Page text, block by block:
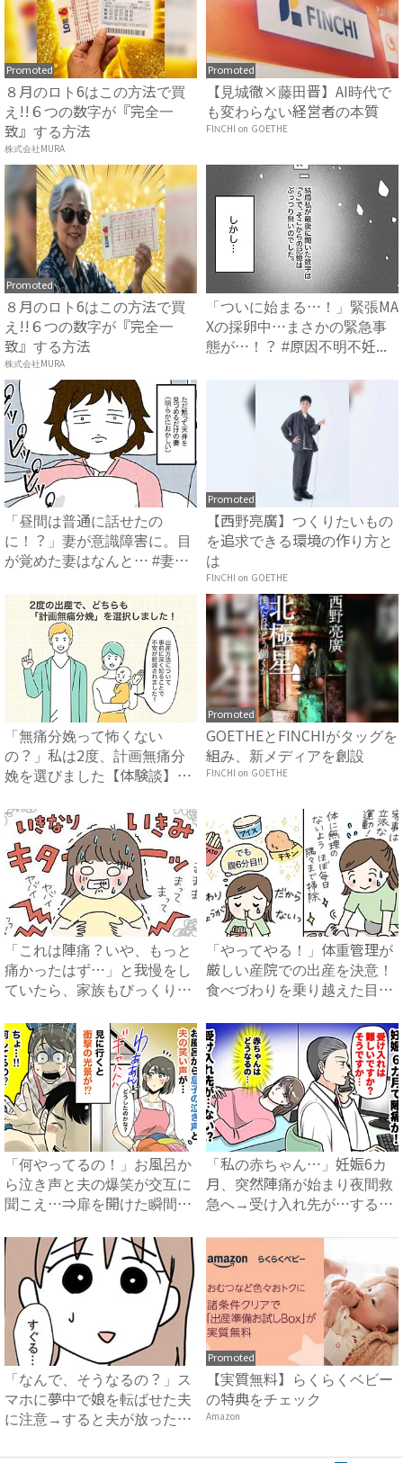
Promoted
８月のロト6はこの方法で買
え!!６つの数字が『完全一
致』する方法
株式会社MURA
Promoted
【見城徹×藤田晋】AI時代で
も変わらない経営者の本質
FINCHI on GOETHE
Promoted
８月のロト6はこの方法で買
え!!６つの数字が『完全一
致』する方法
株式会社MURA
「ついに始まる…！」緊張MA
Xの採卵中…まさかの緊急事
態が…！？ #原因不明不妊...
「昼間は普通に話せたの
に！？」妻が意識障害に。目
が覚めた妻はなんと… #妻だ
Promoted
【西野亮廣】つくりたいもの
を追求できる環境の作り方と
は
FINCHI on GOETHE
「無痛分娩って怖くない
の？」私は2度、計画無痛分
娩を選びました【体験談】｜
Promoted
GOETHEとFINCHIがタッグを
組み、新メディアを創設
FINCHI on GOETHE
「これは陣痛？いや、もっと
痛かったはず…」と我慢をし
ていたら、家族もびっくりの
「やってやる！」体重管理が
厳しい産院での出産を決意！
食べづわりを乗り越えた目か
「何やってるの！」お風呂か
ら泣き声と夫の爆笑が交互に
聞こえ…⇒扉を開けた瞬間、
「私の赤ちゃん…」妊娠6カ
月、突然陣痛が始まり夜間救
急へ→受け入れ先が…すると
「なんで、そうなるの？」ス
マホに夢中で娘を転ばせた夫
に注意→すると夫が放った衝
Promoted
【実質無料】らくらくベビー
の特典をチェック
Amazon